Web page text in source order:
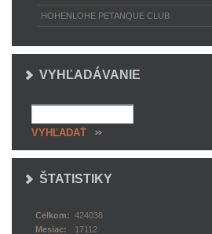
HOHENLOHE PETANQUE CLUB
VYHĽADÁVANIE
ŠTATISTIKY
Celkom: 424038
Mesiac:
17112